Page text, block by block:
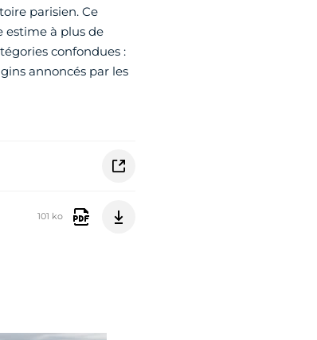
parisien. Ce
estime à plus de
confondues :
annoncés par les
101 ko